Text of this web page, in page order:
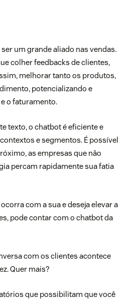
um grande aliado nas vendas.
colher feedbacks de clientes,
melhorar tanto os produtos,
potencializando e
o faturamento.
texto, o chatbot é eficiente e
e segmentos. É possível
as empresas que não
percam rapidamente sua fatia
com a sua e deseja elevar a
pode contar com o chatbot da
com os clientes acontece
Quer mais?
que possibilitam que você